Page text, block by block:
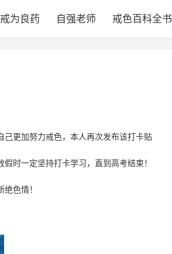
戒为良药 自强老师 戒色百科全书
更加努力戒色，本人再次发布该打卡贴
时一定坚持打卡学习，直到高考结束！
色情！